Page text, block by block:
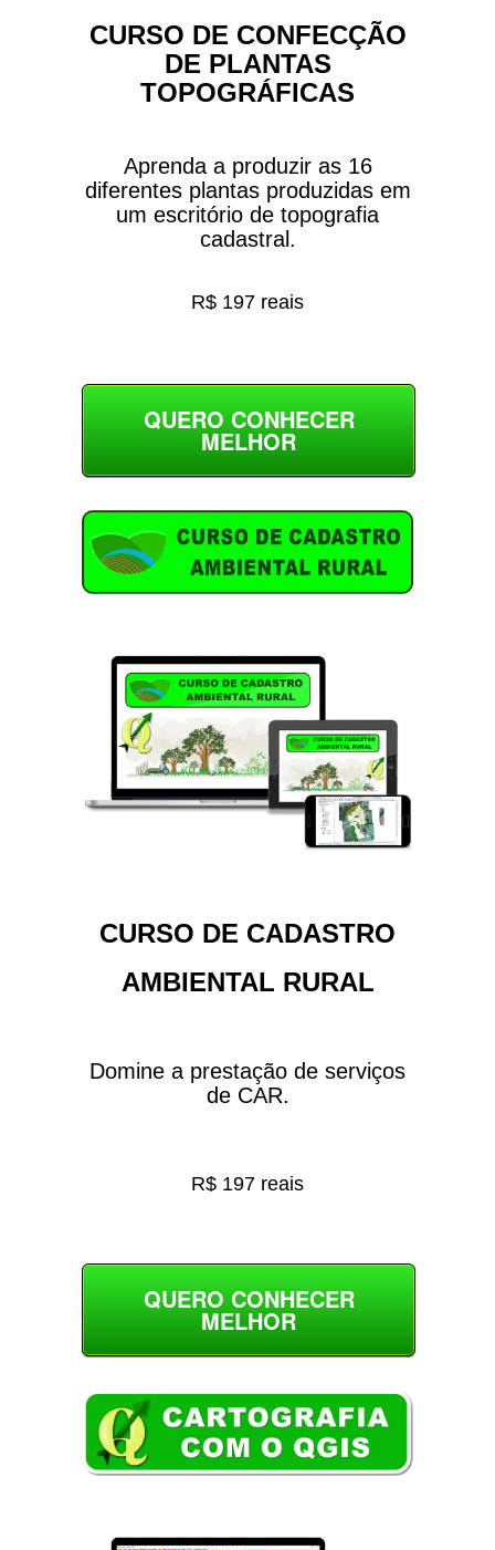
CURSO DE CONFECÇÃO
DE PLANTAS
TOPOGRÁFICAS
Aprenda a produzir as 16
diferentes plantas produzidas em
um escritório de topografia
cadastral.
R$ 197 reais
QUERO CONHECER
MELHOR
CURSO DE CADASTRO
AMBIENTAL RURAL
Domine a prestação de serviços
de CAR.
R$ 197 reais
QUERO CONHECER
MELHOR